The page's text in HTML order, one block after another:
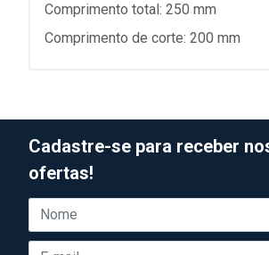
Comprimento total: 250 mm
Comprimento de corte: 200 mm
Cadastre-se para receber
ofertas!